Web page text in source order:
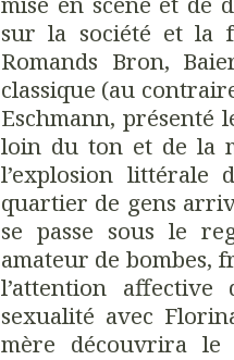
sur la société et la
Romands Bron,
classique (au
Eschmann, présenté
loin du ton et de la
l’explosion littérale
quartier de gens
se passe sous le
amateur de bombes,
l’attention
sexualité avec
mère découvrira le